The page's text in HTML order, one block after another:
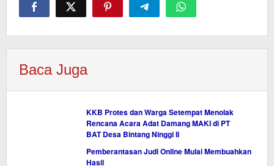
Baca Juga
KKB Protes dan Warga Setempat Menolak
Rencana Acara Adat Damang MAKI di PT
BAT Desa Bintang Ninggi II
Pemberantasan Judi Online Mulai Membuahkan
Hasil